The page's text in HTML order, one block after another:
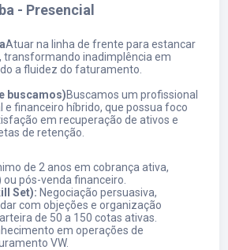
- Presencial
Atuar na linha de frente para estancar
transformando inadimplência em
a fluidez do faturamento.
buscamos)Buscamos um profissional
e financeiro híbrido, que possua foco
em recuperação de ativos e
de retenção.
de 2 anos em cobrança ativa,
pós-venda financeiro.
Set): Negociação persuasiva,
com objeções e organização
de 50 a 150 cotas ativas.
em operações de
VW.